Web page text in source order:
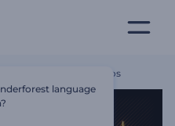
Para Lançamentos
language